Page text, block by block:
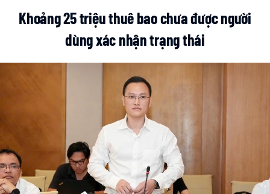
Khoảng 25 triệu thuê bao chưa được người
dùng xác nhận trạng thái